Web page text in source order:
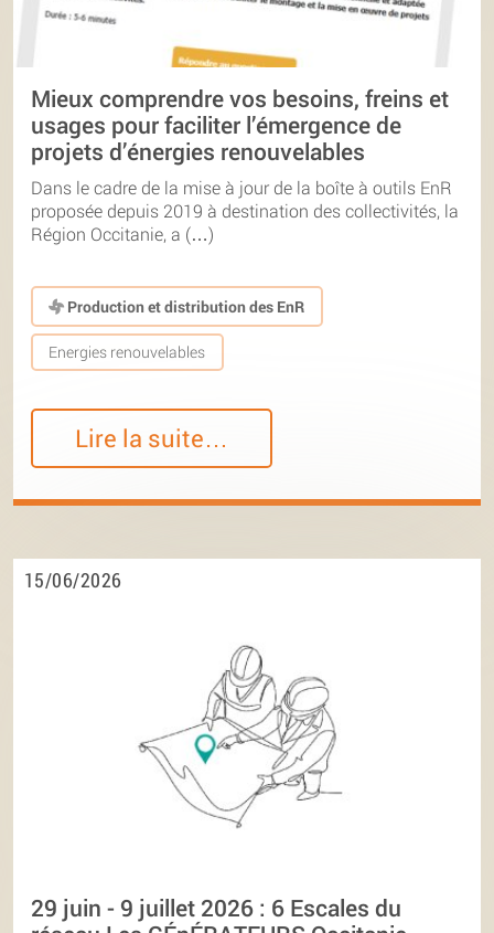
Mieux comprendre vos besoins, freins et
usages pour faciliter l’émergence de
projets d’énergies renouvelables
Dans le cadre de la mise à jour de la boîte à outils EnR
proposée depuis 2019 à destination des collectivités, la
Région Occitanie, a (…)
Production et distribution des EnR
Energies renouvelables
Lire la suite…
15/06/2026
29 juin - 9 juillet 2026 : 6 Escales du